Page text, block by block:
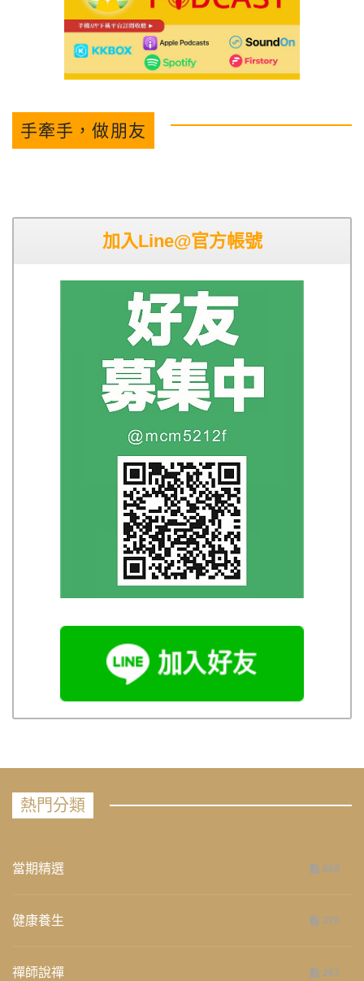
手牽手，做朋友
加入Line@官方帳號
熱門分類
當期精選 658
健康養生 276
禪師說禪 267